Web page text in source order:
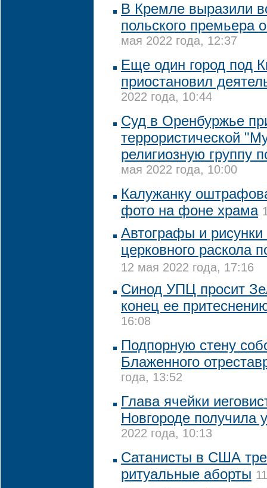
В Кремле выразили
польского премьера
мая 2022 года, 12:37
Еще один город под
приостановил
2022 года, 10:44
Суд в Оренбуржье
террористической
религиозную группу
мая 2022 года, 10:00
Калужанку
фото на фоне храма
Автографы и
церковного раскола
12 мая 2022 года, 17:16
Синод УПЦ просит
конец ее
16:08
Подпорную стену
Блаженного
года, 13:52
Глава ячейки
Новгороде получила
2022 года, 10:13
Сатанисты в США
ритуальные аборты